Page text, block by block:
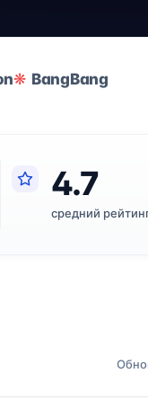
BangBang
4.7
средний